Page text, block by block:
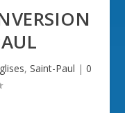
, Saint-Paul | 0